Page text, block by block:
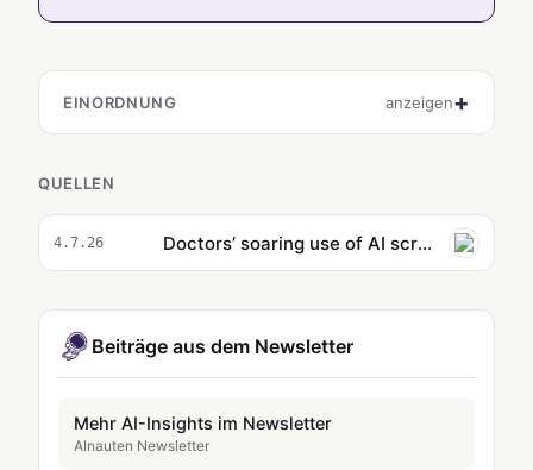
EINORDNUNG anzeigen
QUELLEN
4.7.26 Doctors’ soaring use of AI scribes prompts Australian government warning over privacy
Beiträge aus dem Newsletter
Mehr AI-Insights im Newsletter
AInauten Newsletter